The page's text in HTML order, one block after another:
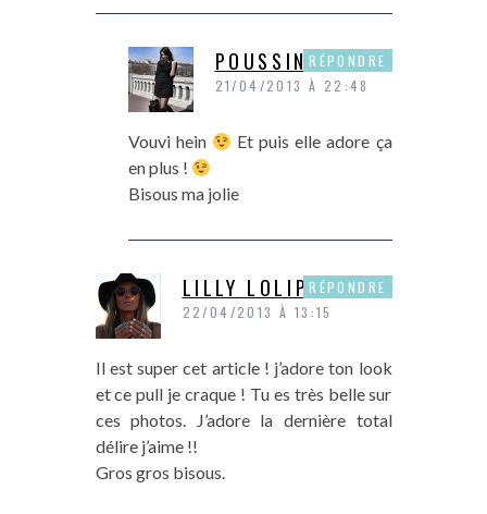
POUSSINE
21/04/2013 À 22:48
Vouvi hein
Et puis elle adore ça
en plus !
Bisous ma jolie
RÉPONDRE
LILLY LOLIPOPS
22/04/2013 À 13:15
Il est super cet article ! j’adore ton look
et ce pull je craque ! Tu es très belle sur
ces photos. J’adore la dernière total
délire j’aime !!
Gros gros bisous.
RÉPONDRE